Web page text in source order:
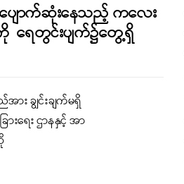
ျောက်ဆုံးနေသည့် ကလေး
ရေတွင်းပျက်၌တွေ့ရှိ
ား ချွင်းချက်မရှိ
ားရေး ဌာနနှင့် အာ